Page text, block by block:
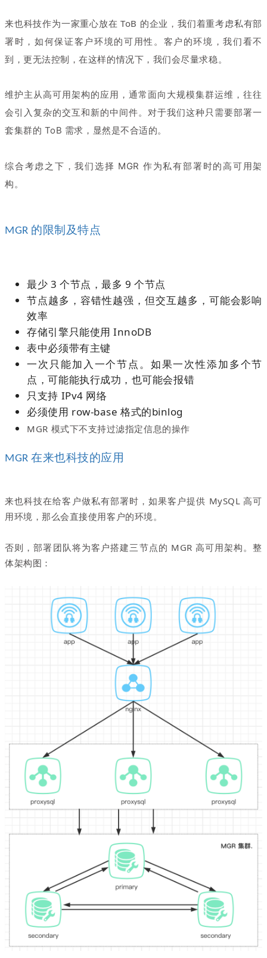
来也科技作为一家重心放在 ToB 的企业，我们着重考虑私有部
署时，如何保证客户环境的可用性。 客户的环境，我们看不
到，更无法控制，在这样的情况下，我们会尽量求稳。
维护主从高可用架构的应用，通常面向大规模集群运维，往往
会引入复杂的交互和新的中间件。对于我们这种只需要部署一
套集群的 ToB 需求，显然是不合适的。
综合考虑之下，我们选择 MGR 作为私有部署时的高可用架
构。
MGR 的限制及特点
最少 3 个节点，最多 9 个节点
节点越多，容错性越强，但交互越多，可能会影响
效率
存储引擎只能使用 InnoDB
表中必须带有主键
一次只能加入一个节点。如果一次性添加多个节
点，可能能执行成功，也可能会报错
只支持 IPv4 网络
必须使用 row-base 格式的binlog
MGR 模式下不支持过滤指定信息的操作
MGR在来也科技的应用
来也科技在给客户做私有部署时，如果客户提供 MySQL 高可
用环境，那么会直接使用客户的环境。
否则，部署团队将为客户搭建三节点的 MGR 高可用架构。整
体架构图：